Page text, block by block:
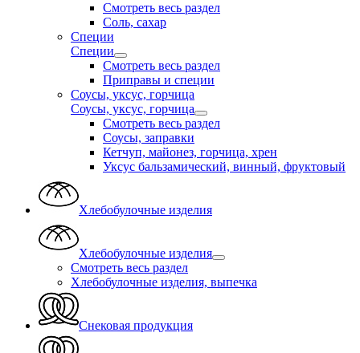
Смотреть весь раздел
Соль, сахар
Специи
Специи
Смотреть весь раздел
Приправы и специи
Соусы, уксус, горчица
Соусы, уксус, горчица
Смотреть весь раздел
Соусы, заправки
Кетчуп, майонез, горчица, хрен
Уксус бальзамический, винный, фруктовый
Хлебобулочные изделия
Хлебобулочные изделия
Смотреть весь раздел
Хлебобулочные изделия, выпечка
Снековая продукция